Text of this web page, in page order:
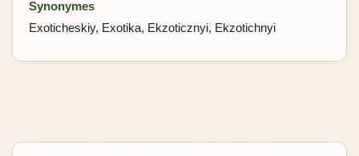
Synonymes
Exoticheskiy, Exotika, Ekzoticznyi, Ekzotichnyi